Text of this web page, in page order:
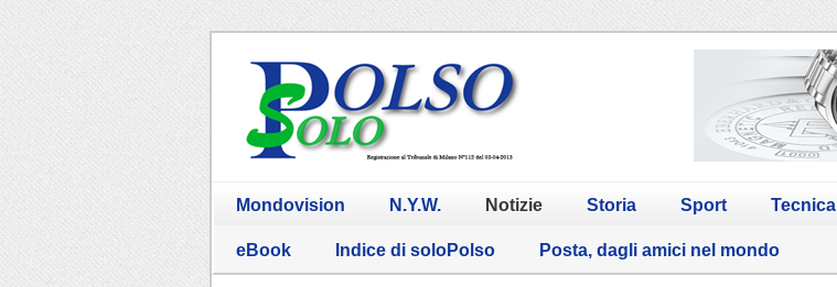
Mondovision N.Y.W. Notizie Storia Sport Tecnica
eBook Indice di soloPolso Posta, dagli amici nel mondo